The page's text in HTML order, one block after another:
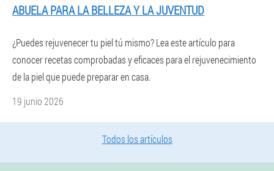
ABUELA PARA LA BELLEZA Y LA JUVENTUD
¿Puedes rejuvenecer tu piel tú mismo? Lea este artículo para
conocer recetas comprobadas y eficaces para el rejuvenecimiento
de la piel que puede preparar en casa.
19 junio 2026
Todos los artículos